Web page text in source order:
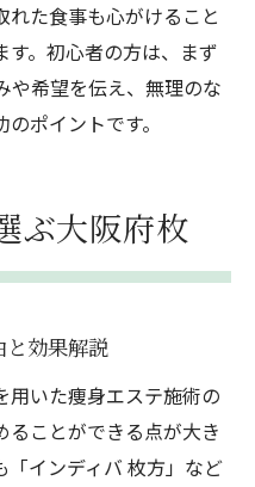
れた食事も心がけること
す。初心者の方は、まず
や希望を伝え、無理のな
ポイントです。
ぶ大阪府枚
と効果解説
用いた痩身エステ施術の
ることができる点が大き
「インディバ 枚方」など